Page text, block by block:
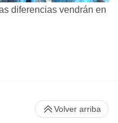
diferencias vendrán en
Volver arriba